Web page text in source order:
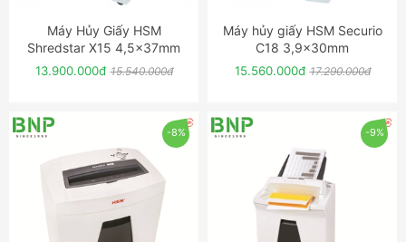
ĐẶT NGAY
Máy Hủy Giấy HSM
Shredstar X15 4,5x37mm
13.900.000đ 15.540.000đ
ĐẶT NGAY
Máy hủy giấy HSM Securio
C18 3,9x30mm
15.560.000đ 17.290.000đ
-8% -9%